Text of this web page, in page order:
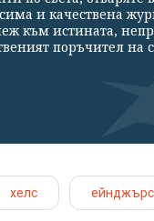
и качествена
към истината,
поръчител на
хелс ейнджърс